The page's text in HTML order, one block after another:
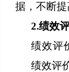
据，不断提
2.绩效
绩效评
绩效评